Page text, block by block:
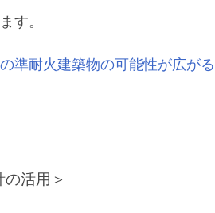
す。
準耐火建築物の可能性が広が
の活用＞